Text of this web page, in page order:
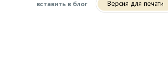
вставить в блог Версия для печати